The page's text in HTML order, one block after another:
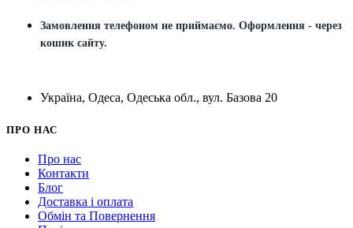
Замовлення телефоном не приймаємо. Оформлення - через
кошик сайту.
Україна, Одеса, Одеська обл., вул. Базова 20
ПРО НАС
Про нас
Контакти
Блог
Доставка і оплата
Обмін та Повернення